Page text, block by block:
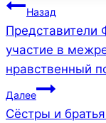
Навигация
по
записям
Назад
Представители
участие в
нравственный
Далее
Сёстры и